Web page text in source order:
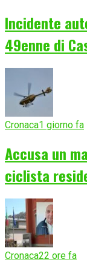
Incidente
49enne di
Cronaca1 giorno fa
Accusa un
ciclista
Cronaca22 ore fa